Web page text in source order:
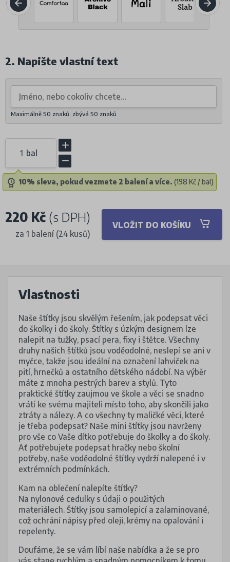
2. Napište vlastní text
Maximálně 50 znaků, zbývá 50 znaků
bal
10% sleva, pokud vezmete 2 balení a více. (198 Kč / bal)
220 Kč (s DPH)
za 1 balení (24 kusů)
VLOŽIT DO KOŠÍKU
Vlastnosti
Naše štítky jsou skvělým řešením, jak podepsat věci
do školky i do školy. Štítky s úzkým designem lze
nalepit na tužky, psací pera, fixy i štětce. Všechny
druhy našich štítků jsou voděodolné, neslepí se ani v
myčce, takže jsou ideální na označení lahviček na
pití, hrnečků a ostatního dětského nádobí. Na výběr
máte z mnoha pestrých barev a stylů. Tyto
praktické štítky zaujmou ve škole a věci se snadno
vrátí ke svému majiteli místo toho, aby skončili jako
ztráty a nálezy. A co všechny ty maličké věci, které
je třeba podepsat? Naše mini štítky jsou navrženy
pro vše co Vaše dítko potřebuje do školky a do školy.
Ať potřebujete podepsat hračky nebo školní
potřeby, naše voděodolné štítky vydrží nalepené i v
extrémních podmínkách.
Kam na oblečení nalepíte štítky?
Na nylonové cedulky s údaji o použitých
materiálech. Štítky jsou samolepicí a zalaminované,
což ochrání nápisy před oleji, krémy na opalování i
repelenty.
Doufáme, že se vám líbí naše nabídka a že se pro